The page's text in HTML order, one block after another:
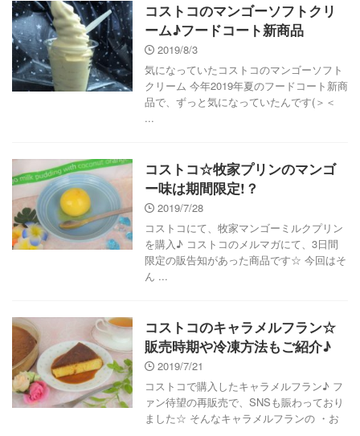
コストコのマンゴーソフトクリ
ーム♪フードコート新商品
2019/8/3
気になっていたコストコのマンゴーソフト
クリーム 今年2019年夏のフードコート新商
品で、ずっと気になっていたんです(＞＜
...
コストコ☆牧家プリンのマンゴ
ー味は期間限定!？
2019/7/28
コストコにて、牧家マンゴーミルクプリン
を購入♪ コストコのメルマガにて、3日間
限定の販告知があった商品です☆ 今回はそ
ん ...
コストコのキャラメルフラン☆
販売時期や冷凍方法もご紹介♪
2019/7/21
コストコで購入したキャラメルフラン♪ フ
ァン待望の再販売で、SNSも賑わっており
ました☆ そんなキャラメルフランの ・お